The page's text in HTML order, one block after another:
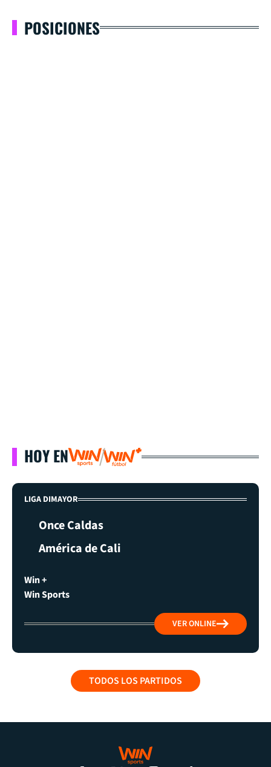
POSICIONES
HOY EN
LIGA DIMAYOR
Once Caldas
América de Cali
Win +
Win Sports
VER ONLINE
TODOS LOS PARTIDOS